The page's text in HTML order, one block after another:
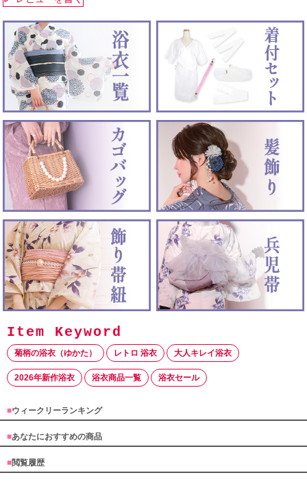
菊柄の浴衣（ゆかた） レトロ 浴衣 大人キレイ浴衣
2026年新作浴衣 浴衣商品一覧 浴衣セール
■ウィークリーランキング
■あなたにおすすめの商品
■閲覧履歴